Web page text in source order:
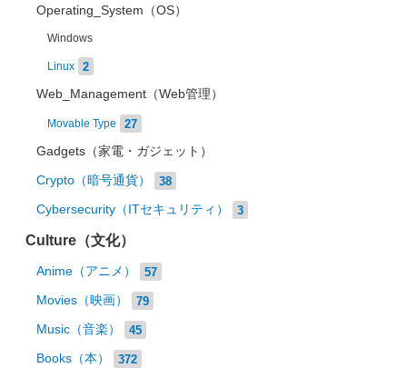
Operating_System（OS）
Windows
Linux 2
Web_Management（Web管理）
Movable Type 27
Gadgets（家電・ガジェット）
Crypto（暗号通貨） 38
Cybersecurity（ITセキュリティ） 3
Culture（文化）
Anime（アニメ） 57
Movies（映画） 79
Music（音楽） 45
Books（本） 372